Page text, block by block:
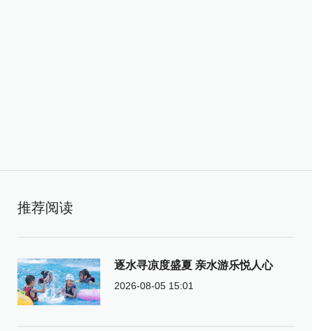
推荐阅读
逐水寻凉度盛夏 亲水游乐悦人心
2026-08-05 15:01